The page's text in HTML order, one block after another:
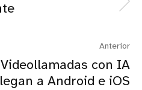
Anterior
con IA
a Android e iOS